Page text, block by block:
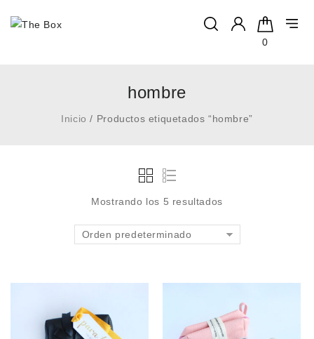
0
hombre
Inicio / Productos etiquetados “hombre”
Mostrando los 5 resultados
Orden predeterminado